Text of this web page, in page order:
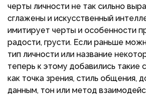
черты личности не так сильно
сглажены и искусственный
имитирует черты и особенности
радости, грусти. Если раньше
тип личности или название
теперь к этому добавились такие
как точка зрения, стиль общения,
данным, тон или метод